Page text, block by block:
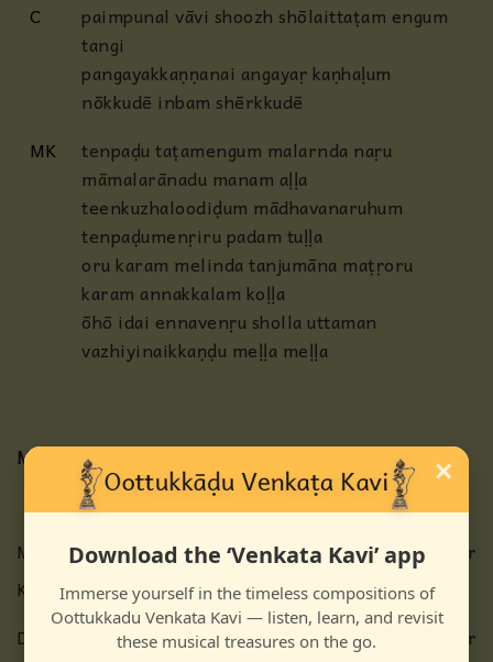
C
paimpunal vāvi shoozh shōlaittaṭam engum
tangi
pangayakkaṇṇanai angayaṛ kaṇhaḷum
nōkkudē inbam shērkkudē
MK
tenpaḍu taṭamengum malarnda naṛu
māmalarānadu manam aḷḷa
teenkuzhaloodiḍum mādhavanaruhum
tenpaḍumenṛiru padam tuḷḷa
oru karam melinda tanjumāna maṭṛoru
karam annakkalam koḷḷa
ōhō idai ennavenṛu sholla uttaman
vazhiyinaikkaṇḍu meḷḷa meḷḷa
Meaning
Many mothers walk to the forest, carrying food for
Kanna, searching for his whereabouts.
Did the fruits of the earlier penances come to your
×
Download the ‘Venkata Kavi’ app
Immerse yourself in the timeless compositions of
Oottukkadu Venkata Kavi — listen, learn, and revisit
these musical treasures on the go.